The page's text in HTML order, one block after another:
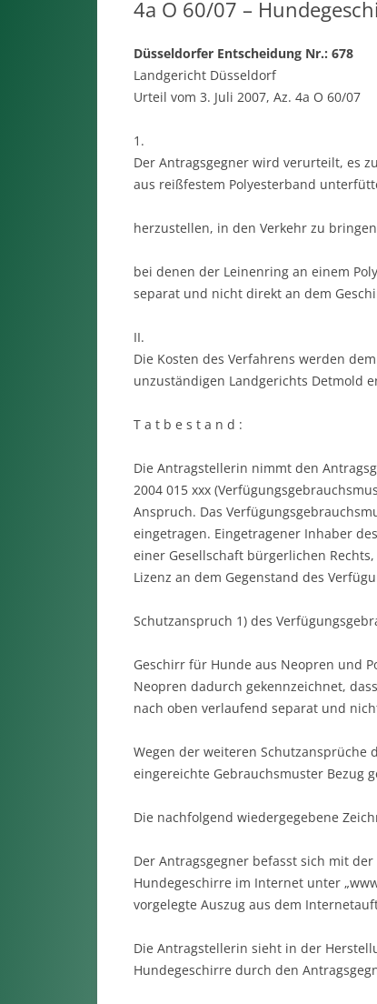
4a O 60/07 –
Düsseldorfer Entscheidung Nr.: 678
Landgericht Düsseldorf
Urteil vom 3. Juli 2007, Az. 4a O 60/07
1.
Der Antragsgegner wird verurteilt, es
aus reißfestem Polyesterband
herzustellen, in den Verkehr zu
bei denen der Leinenring an einem
separat und nicht direkt an dem
II.
Die Kosten des Verfahrens werden
unzuständigen Landgerichts Detmold
T a t b e s t a n d :
Die Antragstellerin nimmt den
2004 015 xxx
Anspruch. Das
eingetragen. Eingetragener Inhaber
einer Gesellschaft bürgerlichen
Lizenz an dem Gegenstand des
Schutzanspruch 1) des
Geschirr für Hunde aus Neopren und
Neopren dadurch gekennzeichnet,
nach oben verlaufend separat und
Wegen der weiteren Schutzansprüche
eingereichte Gebrauchsmuster Bezug
Die nachfolgend wiedergegebene
Der Antragsgegner befasst sich mit
Hundegeschirre im Internet unter
vorgelegte Auszug aus dem
Die Antragstellerin sieht in der
Hundegeschirre durch den